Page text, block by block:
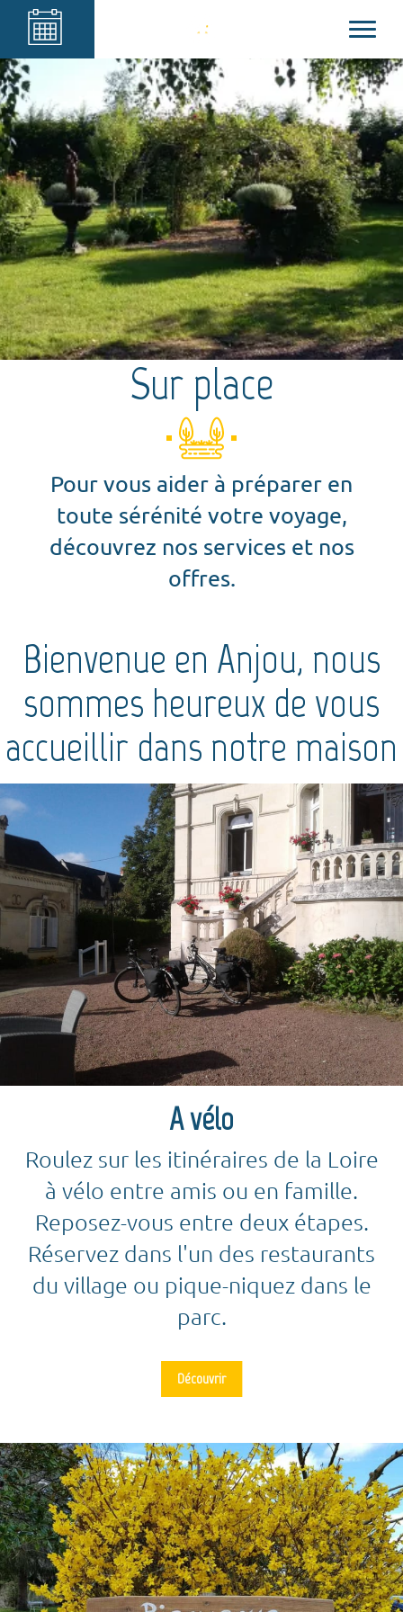
Sur place
Pour vous aider à préparer en
toute sérénité votre voyage,
découvrez nos services et nos
offres.
Bienvenue en Anjou, nous
sommes heureux de vous
accueillir dans notre maison
A vélo
Roulez sur les itinéraires de la Loire
à vélo entre amis ou en famille.
Reposez-vous entre deux étapes.
Réservez dans l'un des restaurants
du village ou pique-niquez dans le
parc.
Découvrir